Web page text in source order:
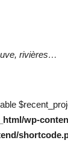
rivières…
wp-